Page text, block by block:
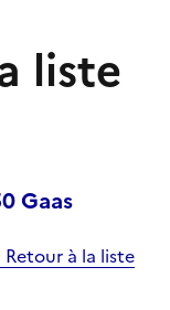
liste
Gaas
Retour à la liste